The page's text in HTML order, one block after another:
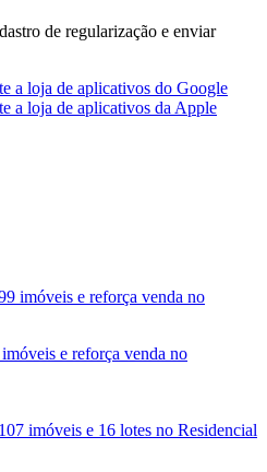
de regularização e enviar
e reforça venda no